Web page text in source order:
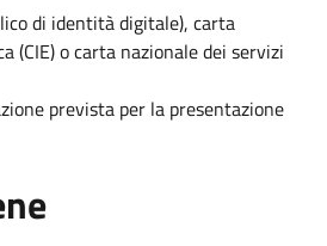
di identità digitale), carta
(CIE) o carta nazionale dei servizi
prevista per la presentazione